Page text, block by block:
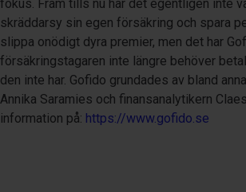
fokus. Fram tills nu har det egentligen inte
skräddarsy sin egen försäkring och spara
slippa onödigt dyra premier, men det har
försäkringstagaren inte längre behöver
den inte har. Gofido grundades av bland
Annika Saramies och finansanalytikern
information på: https://www.gofido.se